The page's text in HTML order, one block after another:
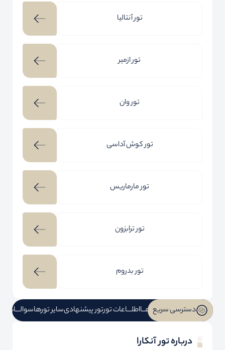
تور آنتالیا
تور ازمیر
تور وان
تور کوش آداسی
تور مارماریس
تور ترابزون
تور بدروم
دسترسی سریع
لیست تورهــااطلـــاعات تورتور پیشنهادیسایر تورهاسوالـــات
درباره تور آنکارا